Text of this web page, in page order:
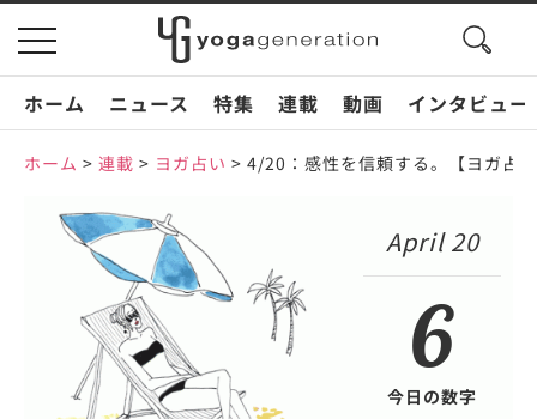
toggle
navigation
search
ホーム
ニュース 特集 連載 動画 インタビュー
ホーム > 連載 > ヨガ占い > 4/20：感性を信頼する。【ヨガ占
April 20
6
今日の数字